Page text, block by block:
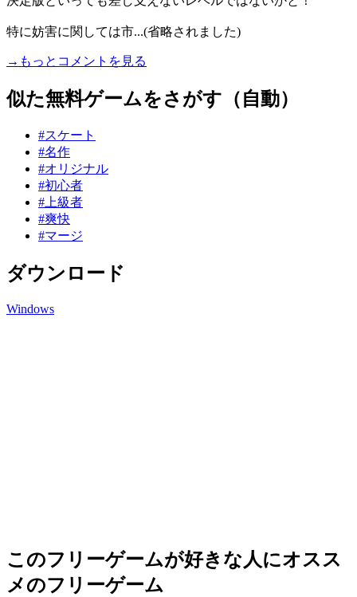
特に妨害に関しては市...(省略されました)
→もっとコメントを見る
似た無料ゲームをさがす（自動）
#スケート
#名作
#オリジナル
#初心者
#上級者
#爽快
#マージ
ダウンロード
Windows
このフリーゲームが好きな人にオスス
メのフリーゲーム